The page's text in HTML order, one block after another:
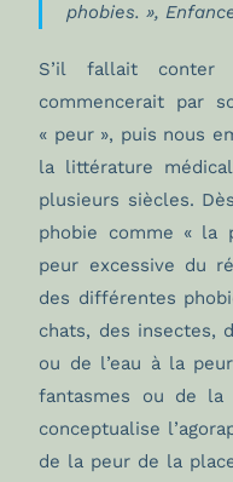
phobies. »,
S’il fallait conter
commencerait par
« peur », puis nous
la littérature
plusieurs siècles.
phobie comme « la
peur excessive du
des différentes
chats, des insectes,
ou de l’eau à la
fantasmes ou de la
conceptualise
de la peur de la